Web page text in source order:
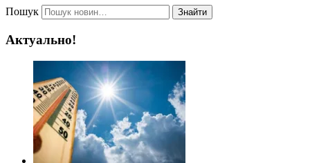
Пошук Знайти
Актуально!